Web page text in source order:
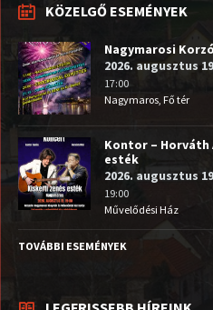
KÖZELGŐ ESEMÉNYEK
Nagymarosi Korzó
2026. augusztus
17:00
Nagymaros, Fő tér
Kontor – Horváth
esték
2026. augusztus
19:00
Művelődési Ház
TOVÁBBI ESEMÉNYEK